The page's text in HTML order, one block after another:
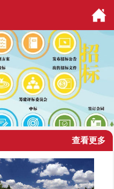
查看更多